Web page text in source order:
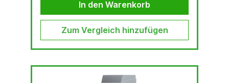
AUS-Schlagtaster...In den Warenkorb
Zum Vergleich hinzufügen